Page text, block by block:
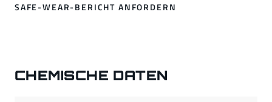
SAFE-WEAR-BERICHT ANFORDERN
CHEMISCHE DATEN